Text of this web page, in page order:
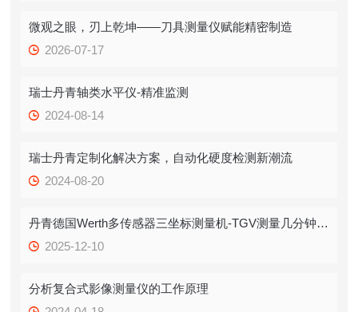
微观之眼，刃上乾坤——刀具测量仪赋能精密制造
2026-07-17
瑞士丹青轴类水平仪-精准监测
2024-08-14
瑞士丹青定制化解决方案，自动化硬度检测新潮流
2024-08-20
丹青德国Werth多传感器三坐标测量机-TGV测量几分钟即可测量上百微孔
2025-12-10
分析复合式影像测量仪的工作原理